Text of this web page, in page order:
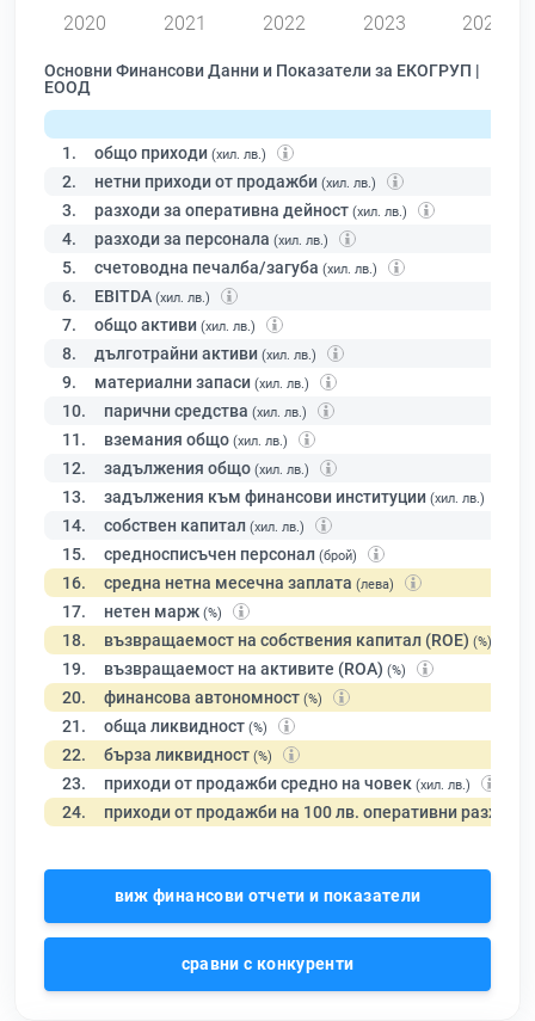
2020 2021 2022 2023 2024
Основни Финансови Данни и Показатели за ЕКОГРУП |
ЕООД
1. общо приходи (хил. лв.)
2. нетни приходи от продажби (хил. лв.)
3. разходи за оперативна дейност (хил. лв.)
4. разходи за персонала (хил. лв.)
5. счетоводна печалба/загуба (хил. лв.)
6. EBITDA (хил. лв.)
7. общо активи (хил. лв.)
8. дълготрайни активи (хил. лв.)
9. материални запаси (хил. лв.)
10. парични средства (хил. лв.)
11. вземания общо (хил. лв.)
12. задължения общо (хил. лв.)
13. задължения към финансови институции (хил. лв.)
14. собствен капитал (хил. лв.)
15. средносписъчен персонал (брой)
16. средна нетна месечна заплата (лева)
17. нетен марж (%)
18. възвращаемост на собствения капитал (ROE) (%)
19. възвращаемост на активите (ROA) (%)
20. финансова автономност (%)
21. обща ликвидност (%)
22. бърза ликвидност (%)
23. приходи от продажби средно на човек (хил. лв.)
24. приходи от продажби на 100 лв. оперативни разходи
виж финансови отчети и показатели
сравни с конкуренти